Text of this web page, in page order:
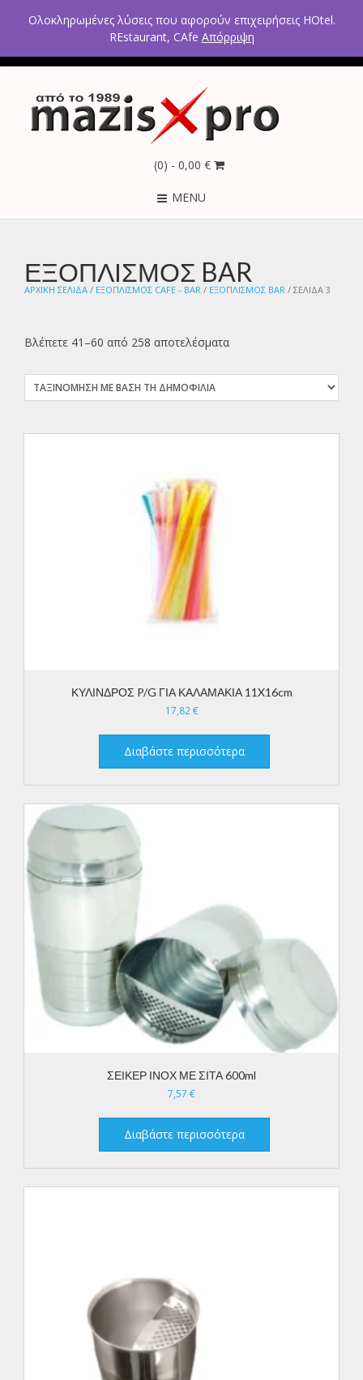
2ο χλμ Κρανιδίου – Πορτοχελίου, Αργολίδα 21300
Τηλέφωνα: 2754021300 – 6946670771 - 6980602291
(0) - 0,00 €
MENU
ΑΡΧΙΚΉ ΣΕΛΊΔΑ / ΕΞΟΠΛΙΣΜΟΣ CAFE - BAR / ΕΞΟΠΛΙΣΜΟΣ BAR / ΣΕΛΊΔΑ 3
ΕΞΟΠΛΙΣΜΟΣ BAR
Βλέπετε 41–60 από 258 αποτελέσματα
ΚΥΛΙΝΔΡΟΣ P/G ΓΙΑ ΚΑΛΑΜΑΚΙΑ 11X16cm
17,82€
Διαβάστε περισσότερα
ΣΕΙΚΕΡ ΙΝΟΧ ΜΕ ΣΙΤΑ 600ml
7,57 €
Διαβάστε περισσότερα
Ολοκληρωμένες λύσεις που αφορούν επιχειρήσεις HOtel.
REstaurant, CAfe Απόρριψη